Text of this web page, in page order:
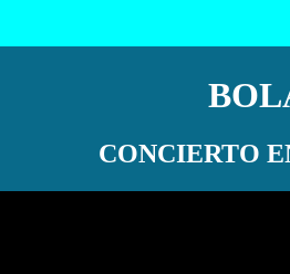
CONCIERTO